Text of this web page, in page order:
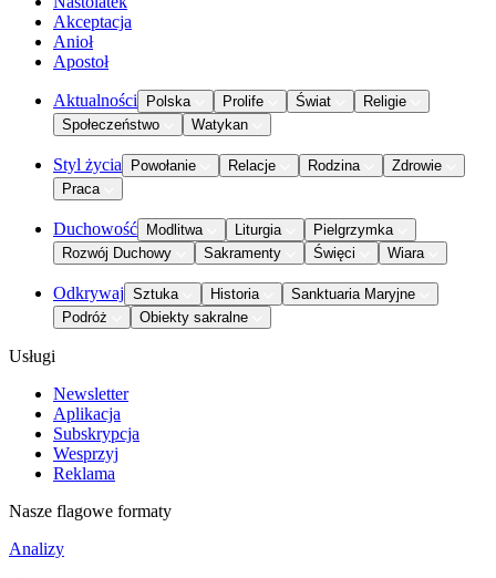
Akceptacja
Anioł
Apostoł
Aktualności Polska Prolife Świat
Religie
Społeczeństwo
Watykan
Styl życia Powołanie Relacje Rodzina
Zdrowie
Praca
Duchowość Modlitwa Liturgia
Pielgrzymka
Rozwój Duchowy
Sakramenty Święci Wiara
Odkrywaj Sztuka Historia
Sanktuaria Maryjne
Podróż
Obiekty sakralne
Usługi
Newsletter
Aplikacja
Subskrypcja
Wesprzyj
Reklama
Nasze flagowe formaty
Analizy